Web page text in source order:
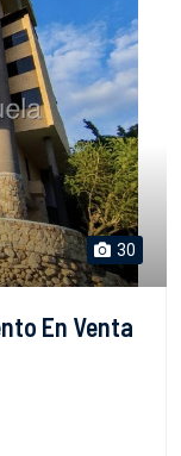
30
En Venta